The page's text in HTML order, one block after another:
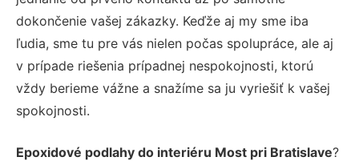
dokončenie vašej zákazky. Keďže aj my sme iba
ľudia, sme tu pre vás nielen počas spolupráce, ale aj
v prípade riešenia prípadnej nespokojnosti, ktorú
vždy berieme vážne a snažíme sa ju vyriešiť k vašej
spokojnosti.
Epoxidové podlahy do interiéru Most pri Bratislave?